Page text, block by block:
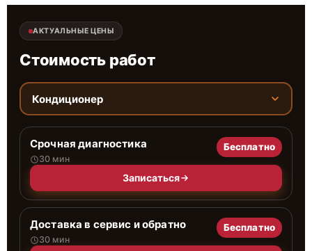
АКТУАЛЬНЫЕ ЦЕНЫ
Стоимость работ
Кондиционер
Срочная диагностика
30 мин
Бесплатно
Записаться
Доставка в сервис и обратно
30 мин
Бесплатно